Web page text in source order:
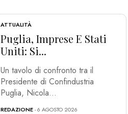
ATTUALITÀ
Puglia, Imprese E Stati
Uniti: Si...
Un tavolo di confronto tra il
Presidente di Confindustria
Puglia, Nicola...
REDAZIONE- 6 AGOSTO 2026